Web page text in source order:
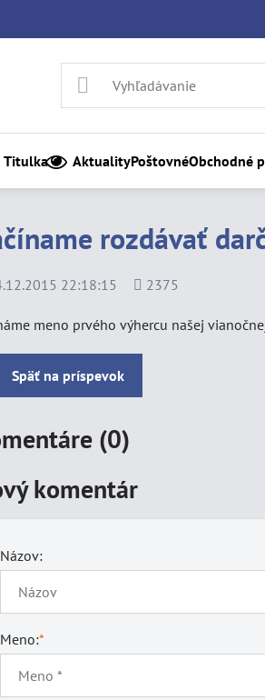
Titulka AktualityPoštovnéObchodné
rozdávať
22:18:15
Počet
2375
meno prvého výhercu našej
Späť na príspevok
(0)
komentár
Názov:
Meno:*